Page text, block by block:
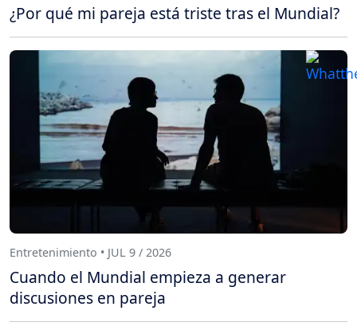
¿Por qué mi pareja está triste tras el Mundial?
Entretenimiento • JUL 9 / 2026
Cuando el Mundial empieza a generar
discusiones en pareja